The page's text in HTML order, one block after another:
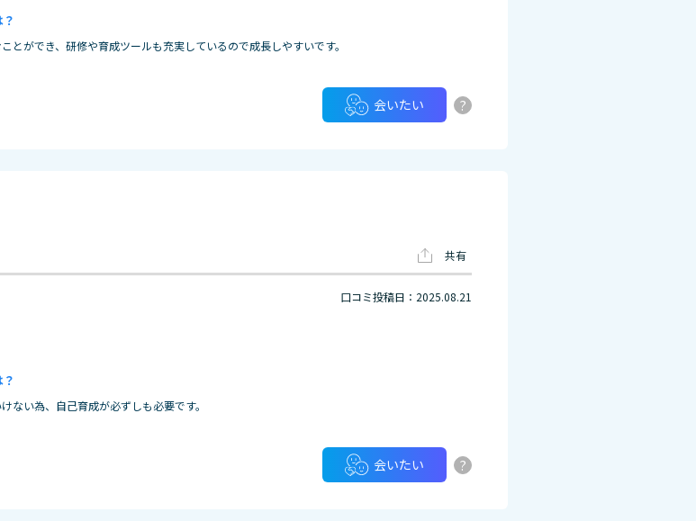
ができ、研修や育成ツールも充実しているので成長しやすいです。
会いたい ?
共有
口コミ投稿日：2025.08.21
ない為、自己育成が必ずしも必要です。
会いたい ?